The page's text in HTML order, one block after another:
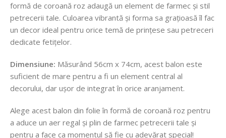
formă de coroană roz adaugă un element de farmec și stil
petrecerii tale. Culoarea vibrantă și forma sa grațioasă îl fac
un decor ideal pentru orice temă de prințese sau petreceri
dedicate fetițelor.
Dimensiune: Măsurând 56cm x 74cm, acest balon este
suficient de mare pentru a fi un element central al
decorului, dar ușor de integrat în orice aranjament.
Alege acest balon din folie în formă de coroană roz pentru
a aduce un aer regal și plin de farmec petrecerii tale și
pentru a face ca momentul să fie cu adevărat special!